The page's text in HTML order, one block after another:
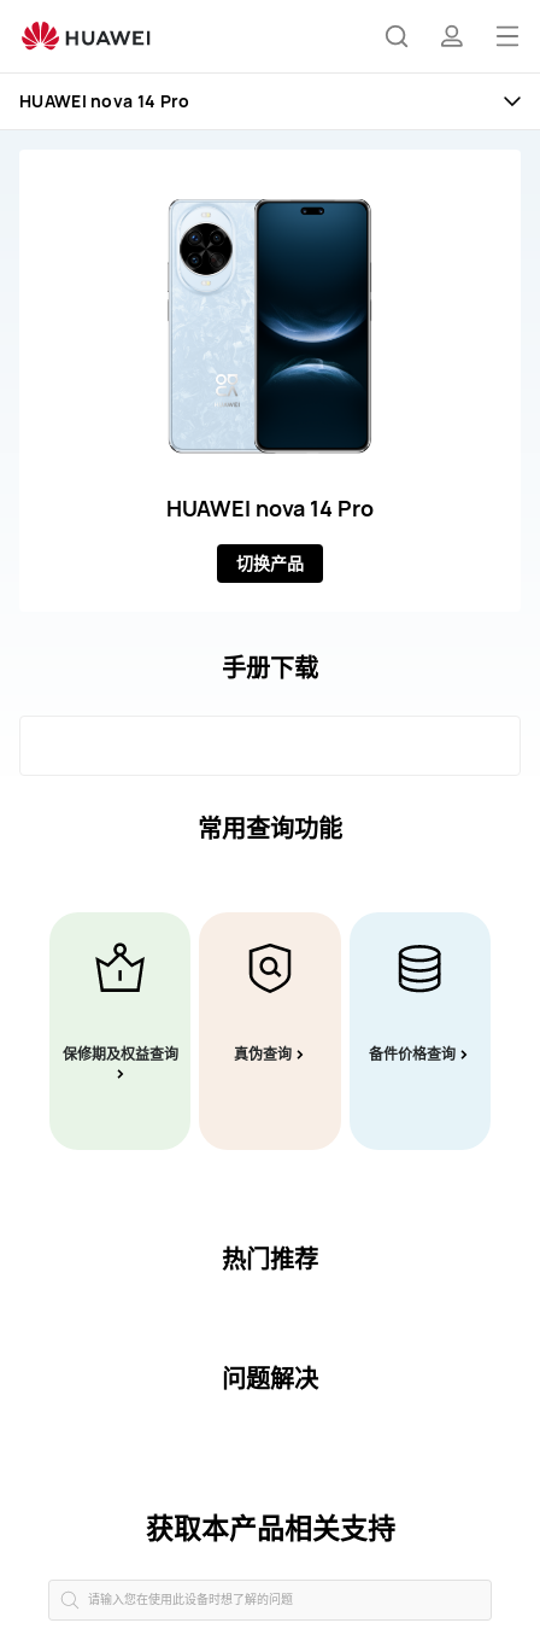
nova
Pro
打
开
HUAWEI nova 14 Pro
HUAWEI nova 14 Pro
切换产品
手册下载
常用查询功能
保修期及权益查询 真伪查询 备件价格查询
热门推荐
问题解决
获取本产品相关支持